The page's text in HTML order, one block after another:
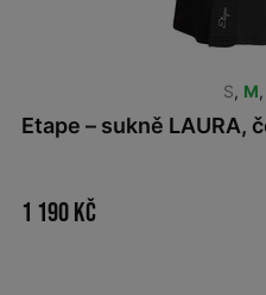
S, M,
Etape – sukně LAURA,
1 190 Kč